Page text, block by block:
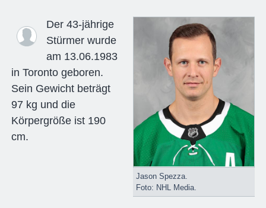
Jason Spezza.
Foto: NHL Media.
Der 43-jährige
Stürmer wurde
am 13.06.1983
in Toronto geboren.
Sein Gewicht beträgt
97 kg und die
Körpergröße ist 190
cm.